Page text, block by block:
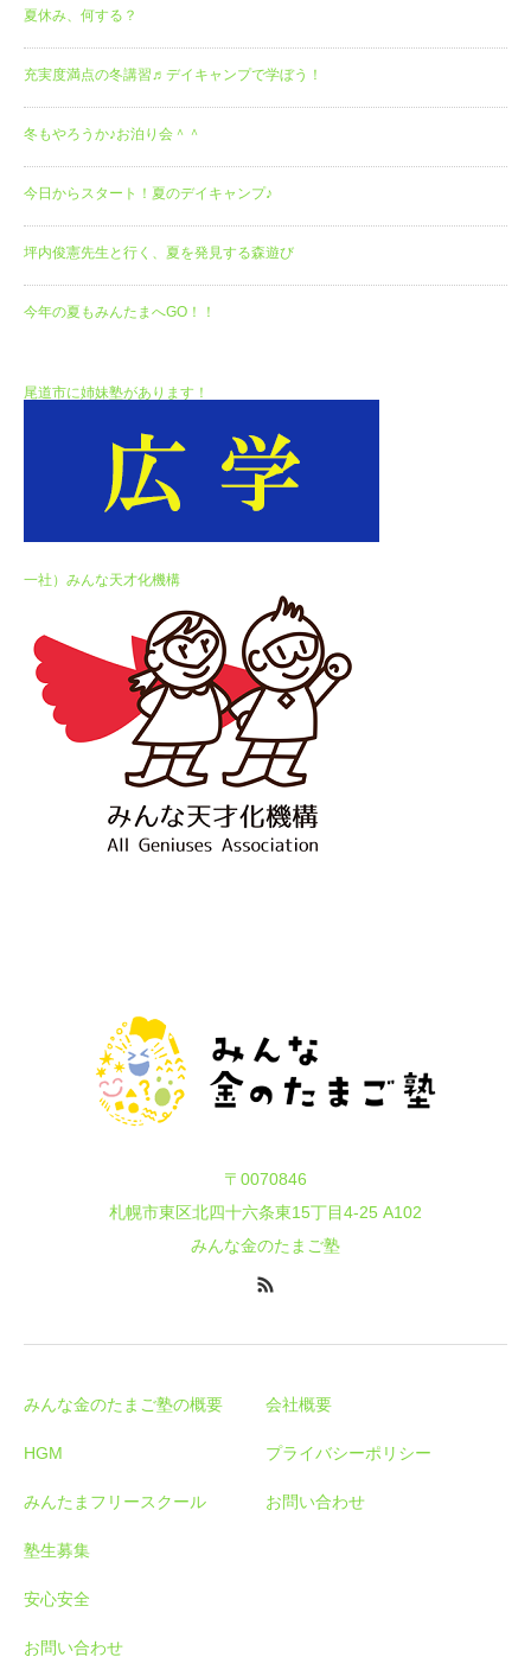
夏休み、何する？
充実度満点の冬講習♬デイキャンプで学ぼう！
冬もやろうか♪お泊り会＾＾
今日からスタート！夏のデイキャンプ♪
坪内俊憲先生と行く、夏を発見する森遊び
今年の夏もみんたまへGO！！
尾道市に姉妹塾があります！
一社）みんな天才化機構
〒0070846
札幌市東区北四十六条東15丁目4-25 A102
みんな金のたまご塾
みんな金のたまご塾の概要
HGM
みんたまフリースクール
塾生募集
安心安全
お問い合わせ
会社概要
プライバシーポリシー
お問い合わせ